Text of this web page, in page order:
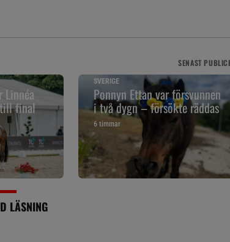
SENAST
Linnéa
till final
SVERIGE
Ponnyn Ettan var försvunnen
i två dygn – försökte räddas
6 timmar
LÄSNING